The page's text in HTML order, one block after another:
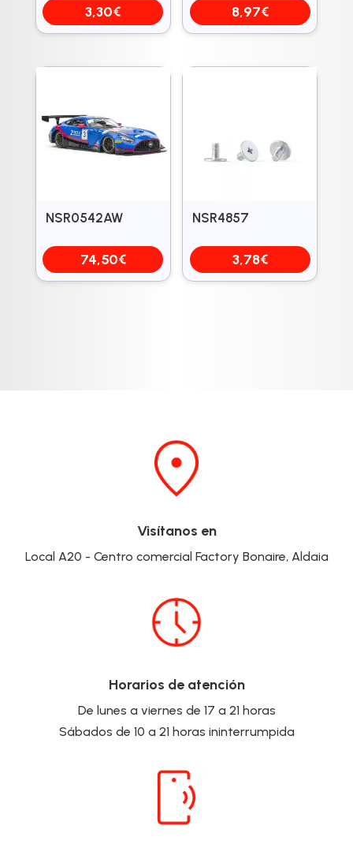
3,30€ 8,97€
NSR0542AW
74,50€
NSR4857
3,78€
Visítanos en
Local A20 - Centro comercial Factory Bonaire, Aldaia
Horarios de atención
De lunes a viernes de 17 a 21 horas
Sábados de 10 a 21 horas ininterrumpida